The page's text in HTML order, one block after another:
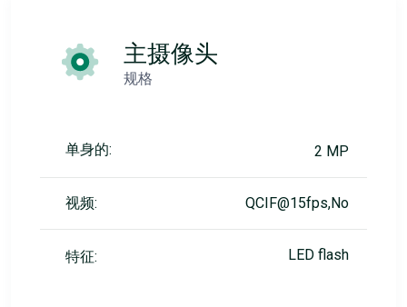
主摄像头
规格
单身的: 2 MP
视频: QCIF@15fps,No
特征: LED flash